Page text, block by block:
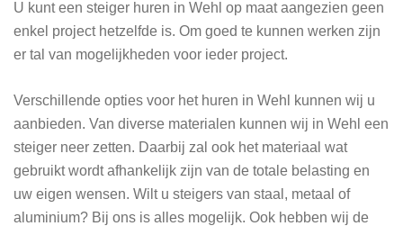
U kunt een steiger huren in Wehl op maat aangezien geen
enkel project hetzelfde is. Om goed te kunnen werken zijn
er tal van mogelijkheden voor ieder project.
Verschillende opties voor het huren in Wehl kunnen wij u
aanbieden. Van diverse materialen kunnen wij in Wehl een
steiger neer zetten. Daarbij zal ook het materiaal wat
gebruikt wordt afhankelijk zijn van de totale belasting en
uw eigen wensen. Wilt u steigers van staal, metaal of
aluminium? Bij ons is alles mogelijk. Ook hebben wij de